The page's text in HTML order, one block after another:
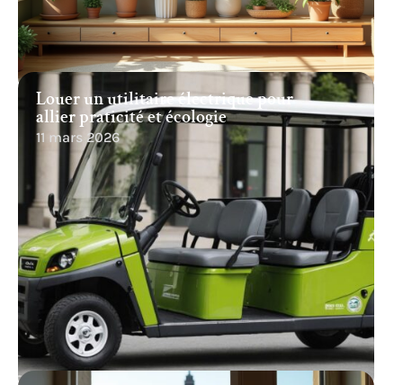
Louer un utilitaire électrique pour
allier praticité et écologie
11 mars 2026